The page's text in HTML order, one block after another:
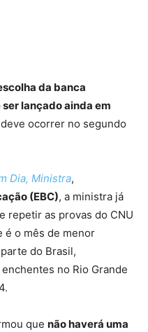
da banca
lançado ainda em
ocorrer no segundo
Dia, Ministra,
(EBC), a ministra já
repetir as provas do CNU
é o mês de menor
do Brasil,
no Rio Grande
que não haverá uma